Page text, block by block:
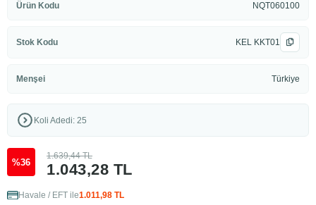
Ürün Kodu NQT060100
Stok Kodu KEL KKT01
Menşei Türkiye
Koli Adedi: 25
%36 1.043,28 TL
1.639,44 TL
Havale / EFT ile1.011,98 TL